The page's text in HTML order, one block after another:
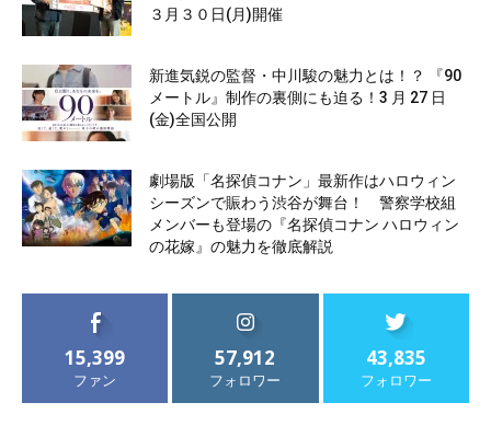
３月３０日(月)開催
新進気鋭の監督・中川駿の魅力とは！？ 『90
メートル』制作の裏側にも迫る！3 月 27 日
(金)全国公開
劇場版「名探偵コナン」最新作はハロウィン
シーズンで賑わう渋谷が舞台！ 警察学校組
メンバーも登場の『名探偵コナン ハロウィン
の花嫁』の魅力を徹底解説
15,399
ファン
57,912
フォロワー
43,835
フォロワー